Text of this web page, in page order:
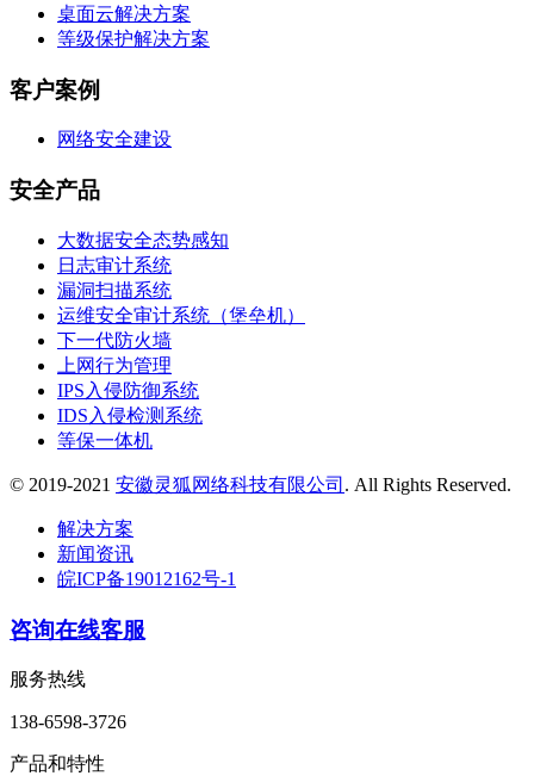
桌面云解决方案
等级保护解决方案
客户案例
网络安全建设
安全产品
大数据安全态势感知
日志审计系统
漏洞扫描系统
运维安全审计系统（堡垒机）
下一代防火墙
上网行为管理
IPS入侵防御系统
IDS入侵检测系统
等保一体机
© 2019-2021 安徽灵狐网络科技有限公司 . All Rights Reserved.
解决方案
新闻资讯
皖ICP备19012162号-1
咨询在线客服
服务热线
138-6598-3726
产品和特性